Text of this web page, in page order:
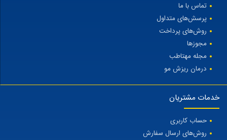
تماس با ما
پرسش‌های متداول
روش‌های پرداخت
مجوزها
مجله مهتاطب
درمان ریزش مو
خدمات مشتریان
حساب کاربری
روش‌های ارسال سفارش